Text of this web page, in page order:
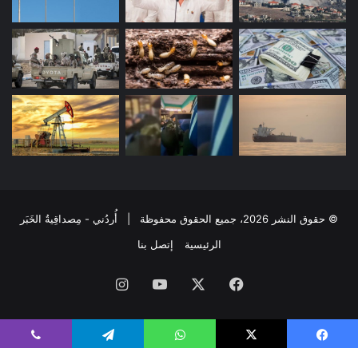
© حقوق النشر 2026، جميع الحقوق محفوظة | أُردُني - مِصداقِيةُ الخَبَر
الرئيسية
إتصل بنا
فيسبوك ‫YouTube